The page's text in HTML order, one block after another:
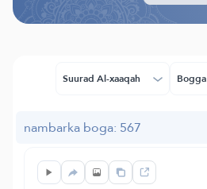
Suurad Al-xaaqah Bogga
nambarka boga: 567